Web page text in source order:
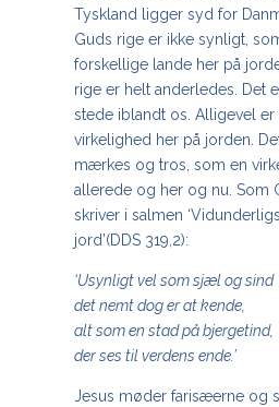
Tyskland ligger syd for
Guds rige er ikke synligt,
forskellige lande her på
rige er helt anderledes. Det
stede iblandt os. Alligevel
virkelighed her på jorden.
mærkes og tros, som en
allerede og her og nu. Som
skriver i salmen
jord’(DDS 319,2):
‘Usynligt vel som sjæl og sind
det nemt dog er at kende,
alt som en stad på bjergetind,
der ses til verdens ende.’
Jesus møder farisæerne og